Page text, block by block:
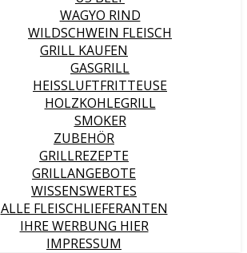
WAGYO RIND
WILDSCHWEIN FLEISCH
GRILL KAUFEN
GASGRILL
HEISSLUFTFRITTEUSE
HOLZKOHLEGRILL
SMOKER
ZUBEHÖR
GRILLREZEPTE
GRILLANGEBOTE
WISSENSWERTES
ALLE FLEISCHLIEFERANTEN
IHRE WERBUNG HIER
IMPRESSUM